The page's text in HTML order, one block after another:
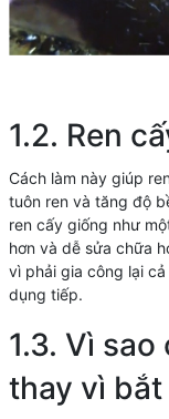
1.2. Ren
Cách làm này giúp
tuôn ren và tăng độ
ren cấy giống như
hơn và dễ sửa chữa
vì phải gia công lại
dụng tiếp.
1.3. Vì
thay vì